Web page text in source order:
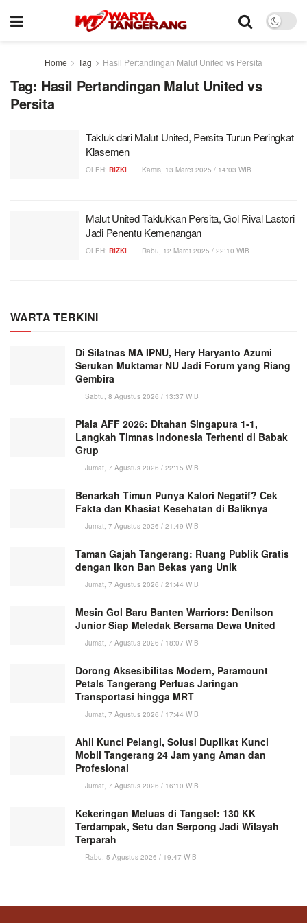
Home Tag Hasil Pertandingan Malut United vs Persita
Tag: Hasil Pertandingan Malut United vs
Persita
Takluk dari Malut United, Persita Turun Peringkat
Klasemen
OLEH: RIZKI Kamis, 13 Maret 2025 / 14:03 WIB
Malut United Taklukkan Persita, Gol Rival Lastori
Jadi Penentu Kemenangan
OLEH: RIZKI Rabu, 12 Maret 2025 / 22:10 WIB
WARTA TERKINI
Di Silatnas MA IPNU, Hery Haryanto Azumi
Serukan Muktamar NU Jadi Forum yang Riang
Gembira
Sabtu, 8 Agustus 2026 / 13:37 WIB
Piala AFF 2026: Ditahan Singapura 1-1,
Langkah Timnas Indonesia Terhenti di Babak
Grup
Jumat, 7 Agustus 2026 / 22:15 WIB
Benarkah Timun Punya Kalori Negatif? Cek
Fakta dan Khasiat Kesehatan di Baliknya
Jumat, 7 Agustus 2026 / 21:49 WIB
Taman Gajah Tangerang: Ruang Publik Gratis
dengan Ikon Ban Bekas yang Unik
Jumat, 7 Agustus 2026 / 21:44 WIB
Mesin Gol Baru Banten Warriors: Denilson
Junior Siap Meledak Bersama Dewa United
Jumat, 7 Agustus 2026 / 18:07 WIB
Dorong Aksesibilitas Modern, Paramount
Petals Tangerang Perluas Jaringan
Transportasi hingga MRT
Jumat, 7 Agustus 2026 / 17:44 WIB
Ahli Kunci Pelangi, Solusi Duplikat Kunci
Mobil Tangerang 24 Jam yang Aman dan
Profesional
Jumat, 7 Agustus 2026 / 16:10 WIB
Kekeringan Meluas di Tangsel: 130 KK
Terdampak, Setu dan Serpong Jadi Wilayah
Terparah
Rabu, 5 Agustus 2026 / 19:47 WIB